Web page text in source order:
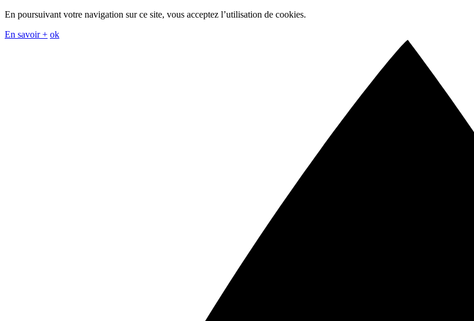
En poursuivant votre navigation sur ce site, vous acceptez l’utilisation de cookies.
En savoir + ok